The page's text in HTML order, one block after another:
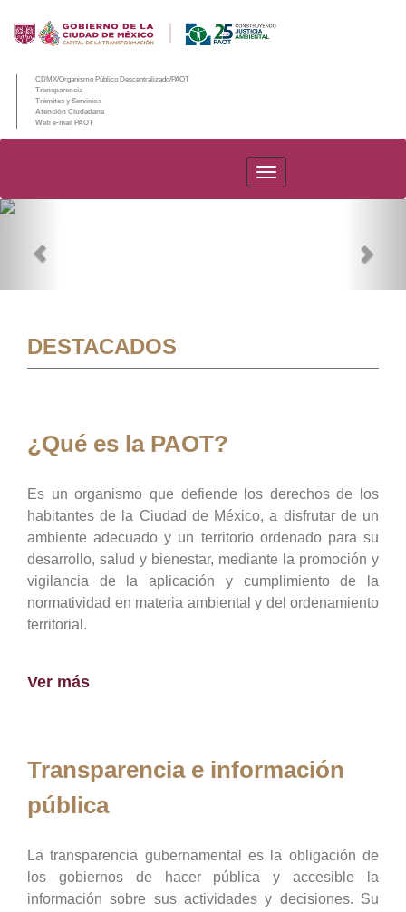
CDMX/Organismo Público Descentralizado/PAOT
Transparencia
Trámites y Servicios
Atención Ciudadana
Web e-mail PAOT
PAOT
DESTACADOS
¿Qué es la PAOT?
Es un organismo que defiende los derechos de los
habitantes de la Ciudad de México, a disfrutar de un
ambiente adecuado y un territorio ordenado para su
desarrollo, salud y bienestar, mediante la promoción y
vigilancia de la aplicación y cumplimiento de la
normatividad en materia ambiental y del ordenamiento
territorial.
Ver más
Transparencia e información
pública
La transparencia gubernamental es la obligación de
los gobiernos de hacer pública y accesible la
información sobre sus actividades y decisiones. Su